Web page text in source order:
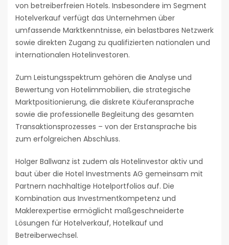
von betreiberfreien Hotels. Insbesondere im Segment
Hotelverkauf verfügt das Unternehmen über
umfassende Marktkenntnisse, ein belastbares Netzwerk
sowie direkten Zugang zu qualifizierten nationalen und
internationalen Hotelinvestoren.
Zum Leistungsspektrum gehören die Analyse und
Bewertung von Hotelimmobilien, die strategische
Marktpositionierung, die diskrete Käuferansprache
sowie die professionelle Begleitung des gesamten
Transaktionsprozesses – von der Erstansprache bis
zum erfolgreichen Abschluss.
Holger Ballwanz ist zudem als Hotelinvestor aktiv und
baut über die Hotel Investments AG gemeinsam mit
Partnern nachhaltige Hotelportfolios auf. Die
Kombination aus Investmentkompetenz und
Maklerexpertise ermöglicht maßgeschneiderte
Lösungen für Hotelverkauf, Hotelkauf und
Betreiberwechsel.